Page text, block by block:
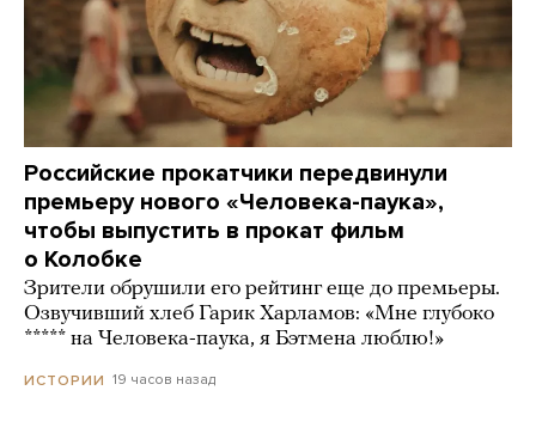
Российские прокатчики передвинули
премьеру нового «Человека-паука»,
чтобы выпустить в прокат фильм
о Колобке
Зрители обрушили его рейтинг еще до премьеры.
Озвучивший хлеб Гарик Харламов: «Мне глубоко
***** на Человека-паука, я Бэтмена люблю!»
ИСТОРИИ 19 часов назад